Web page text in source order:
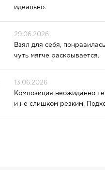
идеально.
29.06.2026
Взял для себя,
чуть мягче раскрывается.
13.06.2026
Композиция неожиданно
и не слишком резким.